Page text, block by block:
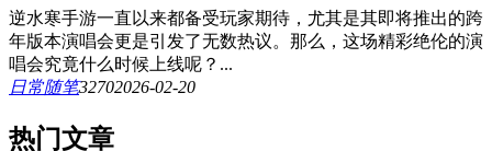
逆水寒手游一直以来都备受玩家期待，尤其是其即将推出的跨
年版本演唱会更是引发了无数热议。那么，这场精彩绝伦的演
唱会究竟什么时候上线呢？...
日常随笔32702026-02-20
热门文章